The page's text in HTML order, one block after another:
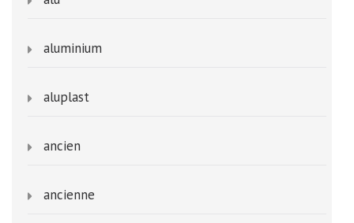
aluminium
aluplast
ancien
ancienne